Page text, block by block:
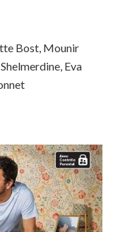
Bost, Mounir
Eva